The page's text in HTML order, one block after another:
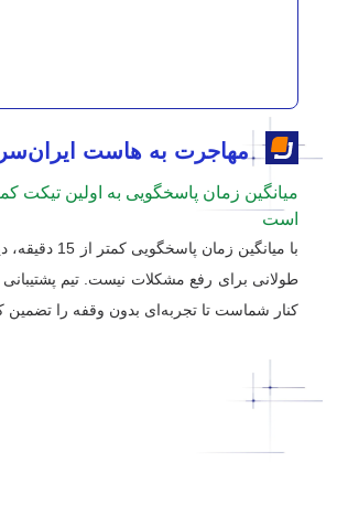
مهاجرت به هاست
است
با میانگین زمان
کنار شماست تا تجربه‌ای بدون وقفه را تضمین